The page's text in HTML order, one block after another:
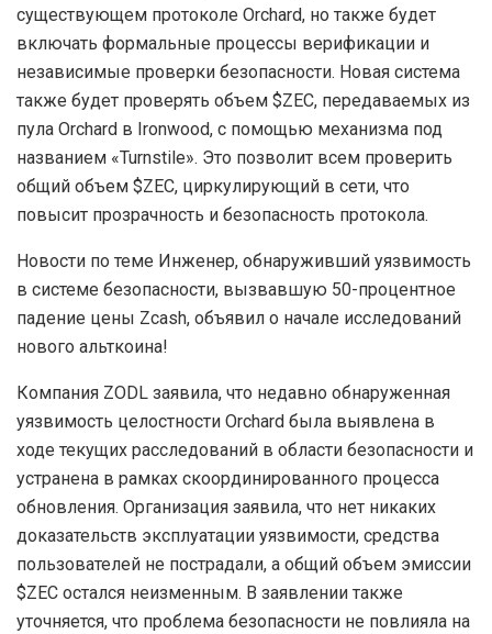
существующем протоколе Orchard, но также будет
включать формальные процессы верификации и
независимые проверки безопасности. Новая система
также будет проверять объем $ZEC, передаваемых из
пула Orchard в Ironwood, с помощью механизма под
названием «Turnstile». Это позволит всем проверить
общий объем $ZEC, циркулирующий в сети, что
повысит прозрачность и безопасность протокола.
Новости по теме Инженер, обнаруживший уязвимость
в системе безопасности, вызвавшую 50-процентное
падение цены Zcash, объявил о начале исследований
нового альткоина!
Компания ZODL заявила, что недавно обнаруженная
уязвимость целостности Orchard была выявлена в
ходе текущих расследований в области безопасности и
устранена в рамках скоординированного процесса
обновления. Организация заявила, что нет никаких
доказательств эксплуатации уязвимости, средства
пользователей не пострадали, а общий объем эмиссии
$ZEC остался неизменным. В заявлении также
уточняется, что проблема безопасности не повлияла на